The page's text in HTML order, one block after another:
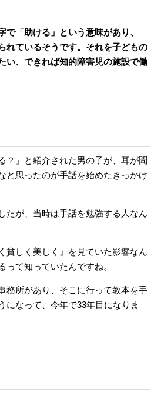
「助ける」という意味があり、
れているそうです。それを子どもの
い、できれば知的障害児の施設で働
？」と紹介された男の子が、耳が聞
と思ったのが手話を始めたきっかけ
たが、当時は手話を勉強する人なん
貧しく美しく』を見ていた影響なん
て知っていたんですね。
務所があり、そこに行って教本を手
になって、今年で33年目になりま